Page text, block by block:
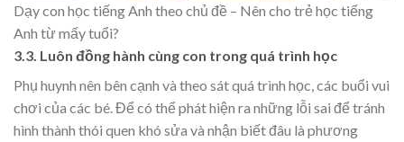
Dạy con học tiếng Anh theo chủ đề – Nên cho trẻ học tiếng
Anh từ mấy tuổi?
3.3. Luôn đồng hành cùng con trong quá trình học
Phụ huynh nên bên cạnh và theo sát quá trình học, các buổi vui
chơi của các bé. Để có thể phát hiện ra những lỗi sai để tránh
hình thành thói quen khó sửa và nhận biết đâu là phương